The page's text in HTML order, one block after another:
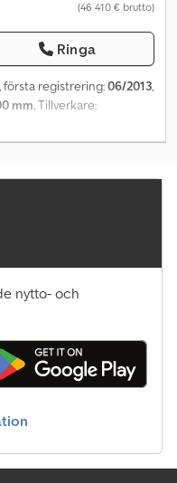
(46 410 € brutto)
Ringa
, första registrering:06/2013,
mm , Tillverkare:
Af Ujck Årsmodell:
Första registrering: 2013-
Omedelbart tillgänglig
nytto- och